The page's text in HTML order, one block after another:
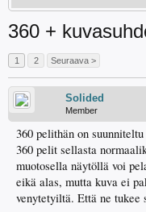
360 +
1 2 Seuraava >
Solided
Member
360 pelithän on
360 pelit sellasta
muotosella näytöllä voi
eikä alas, mutta kuva ei
venytetyiltä. Että ne